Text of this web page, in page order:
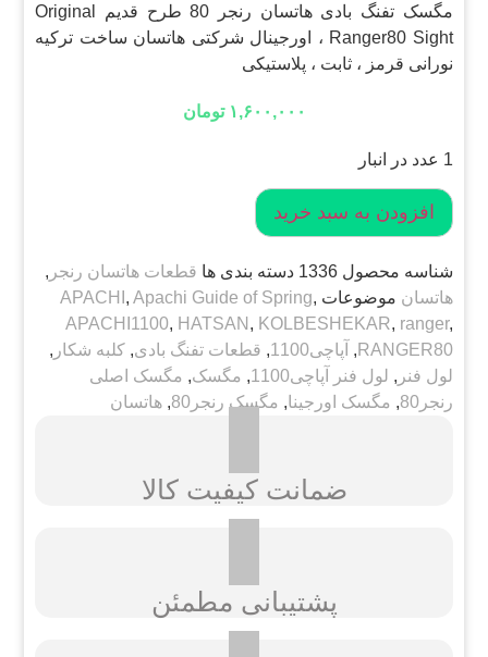
مگسک تفنگ بادی هاتسان رنجر 80 طرح قدیم Original
Ranger80 Sight ، اورجینال شرکتی هاتسان ساخت ترکیه
نورانی قرمز ، ثابت ، پلاستیکی
۱,۶۰۰,۰۰۰ تومان
1 عدد در انبار
مگسک
اورجینال
قدیم
Ranger80
Sight
عدد
افزودن به سبد خرید
شناسه محصول1336 دسته بندی ها قطعات هاتسان رنجر ,
هاتسان موضوعات APACHI , Apachi Guide of Spring,
APACHI1100, HATSAN , KOLBESHEKAR, ranger,
RANGER80
, آپاچی1100 , قطعات تفنگ بادی,کلبه شکار ,
لول فنر , لول فنر آپاچی1100 , مگسک, مگسک اصلی
رنجر80
, مگسک اورجینا, مگسک رنجر80 ,هاتسان
ضمانت کیفیت کالا
پشتیبانی مطمئن